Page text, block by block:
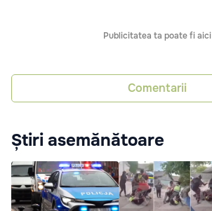
Publicitatea ta poate fi aici
Comentarii
Știri asemănătoare